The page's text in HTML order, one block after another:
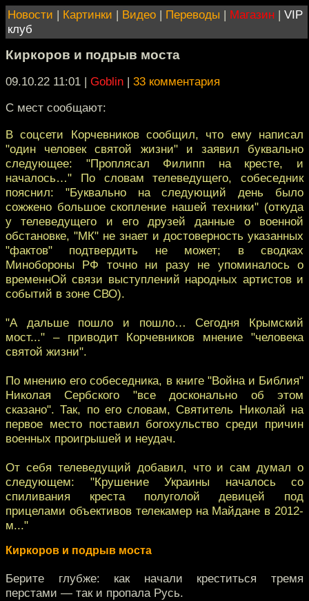
Новости | Картинки | Видео | Переводы | Магазин | VIP
клуб
Киркоров и подрыв моста
09.10.22 11:01 | Goblin | 33 комментария
С мест сообщают:
В соцсети Корчевников сообщил, что ему написал
"один человек святой жизни" и заявил буквально
следующее: "Проплясал Филипп на кресте, и
началось…" По словам телеведущего, собеседник
пояснил: "Буквально на следующий день было
сожжено большое скопление нашей техники" (откуда
у телеведущего и его друзей данные о военной
обстановке, "МК" не знает и достоверность указанных
"фактов" подтвердить не может; в сводках
Минобороны РФ точно ни разу не упоминалось о
временнОй связи выступлений народных артистов и
событий в зоне СВО).
"А дальше пошло и пошло… Сегодня Крымский
мост..." – приводит Корчевников мнение "человека
святой жизни".
По мнению его собеседника, в книге "Война и Библия"
Николая Сербского "все досконально об этом
сказано". Так, по его словам, Святитель Николай на
первое место поставил богохульство среди причин
военных проигрышей и неудач.
От себя телеведущий добавил, что и сам думал о
следующем: "Крушение Украины началось со
спиливания креста полуголой девицей под
прицелами объективов телекамер на Майдане в 2012-
м..."
Киркоров и подрыв моста
Берите глубже: как начали креститься тремя
перстами — так и пропала Русь.